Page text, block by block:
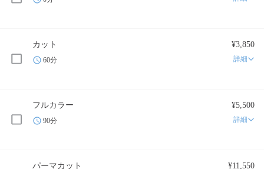
カット ¥3,850
60分 詳細
フルカラー ¥5,500
90分 詳細
パーマカット ¥11,550